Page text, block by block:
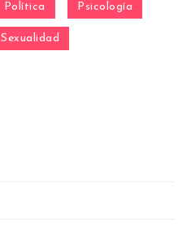
Política Psicología
Sexualidad